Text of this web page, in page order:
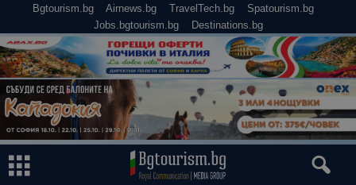
Bgtourism.bg Airnews.bg TravelTech.bg
Spatourism.bg
Jobs.bgtourism.bg
Destinations.bg